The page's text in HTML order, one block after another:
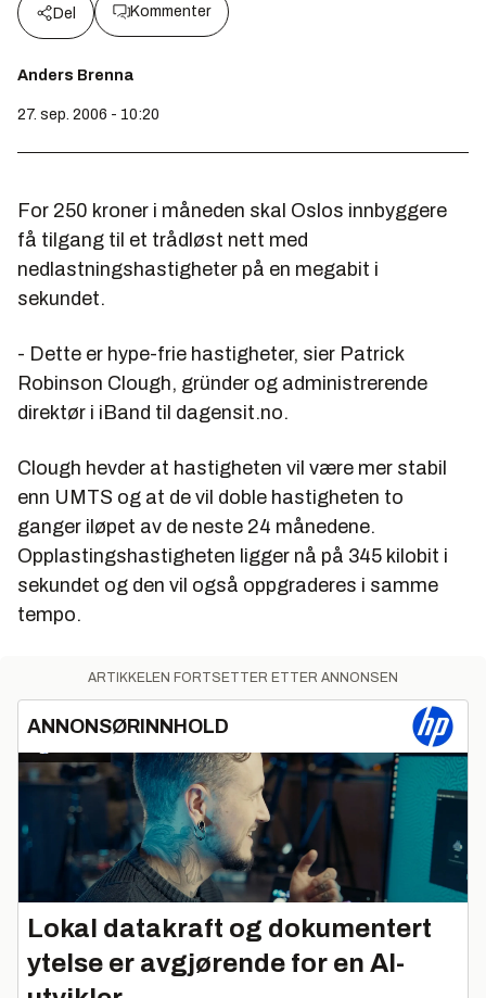
Del Kommenter
Anders Brenna
27. sep. 2006 - 10:20
For 250 kroner i måneden skal Oslos innbyggere
få tilgang til et trådløst nett med
nedlastningshastigheter på en megabit i
sekundet.
- Dette er hype-frie hastigheter, sier Patrick
Robinson Clough, gründer og administrerende
direktør i iBand til dagensit.no.
Clough hevder at hastigheten vil være mer stabil
enn UMTS og at de vil doble hastigheten to
ganger iløpet av de neste 24 månedene.
Opplastingshastigheten ligger nå på 345 kilobit i
sekundet og den vil også oppgraderes i samme
tempo.
ARTIKKELEN FORTSETTER ETTER ANNONSEN
ANNONSØRINNHOLD
Lokal datakraft og dokumentert
ytelse er avgjørende for en AI-